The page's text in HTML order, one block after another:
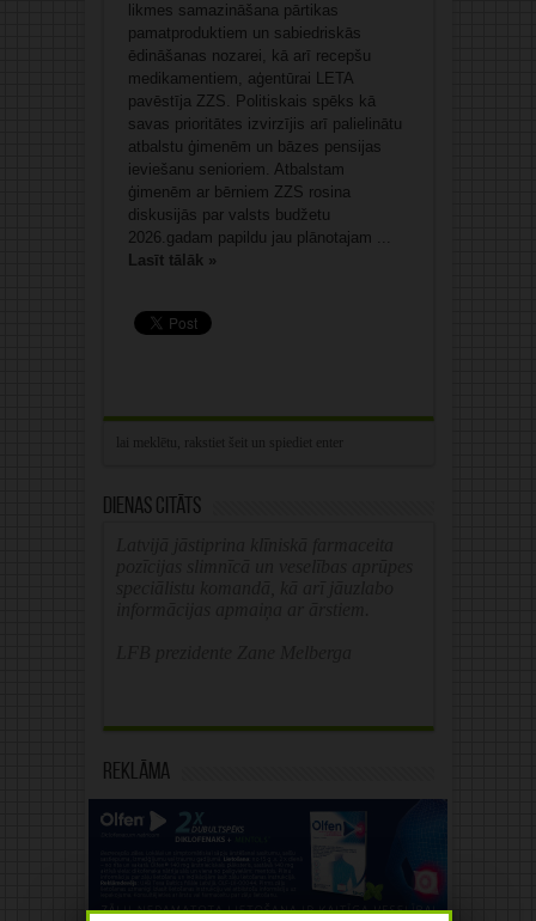
likmes samazināšana pārtikas
pamatproduktiem un sabiedriskās
ēdināšanas nozarei, kā arī recepšu
medikamentiem, aģentūrai LETA
pavēstīja ZZS. Politiskais spēks kā
savas prioritātes izvirzījis arī palielinātu
atbalstu ģimenēm un bāzes pensijas
ieviešanu senioriem. Atbalstam
ģimenēm ar bērniem ZZS rosina
diskusijās par valsts budžetu
2026.gadam papildu jau plānotajam ...
Lasīt tālāk »
Dienas citāts
Reklāma